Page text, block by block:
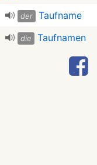
der Taufname
die Taufnamen